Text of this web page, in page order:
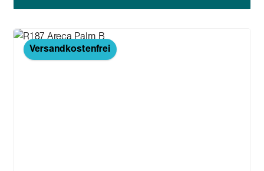
Versandkostenfrei